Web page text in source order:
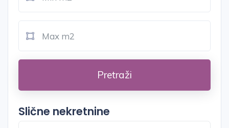
Pretraži
Slične nekretnine